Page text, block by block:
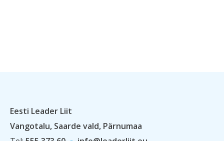
Eesti Leader Liit
Vangotalu, Saarde vald, Pärnumaa